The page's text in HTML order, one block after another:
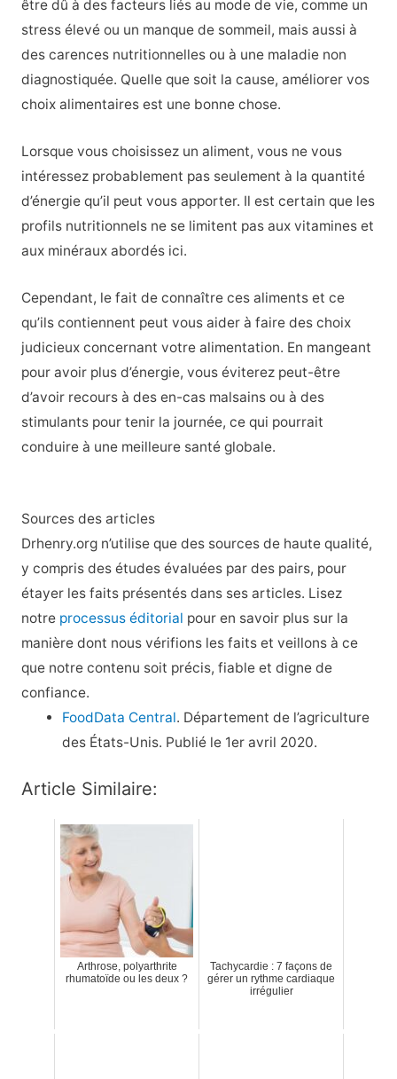
être dû à des facteurs liés au mode de vie, comme un
stress élevé ou un manque de sommeil, mais aussi à
des carences nutritionnelles ou à une maladie non
diagnostiquée. Quelle que soit la cause, améliorer vos
choix alimentaires est une bonne chose.
Lorsque vous choisissez un aliment, vous ne vous
intéressez probablement pas seulement à la quantité
d’énergie qu’il peut vous apporter. Il est certain que les
profils nutritionnels ne se limitent pas aux vitamines et
aux minéraux abordés ici.
Cependant, le fait de connaître ces aliments et ce
qu’ils contiennent peut vous aider à faire des choix
judicieux concernant votre alimentation. En mangeant
pour avoir plus d’énergie, vous éviterez peut-être
d’avoir recours à des en-cas malsains ou à des
stimulants pour tenir la journée, ce qui pourrait
conduire à une meilleure santé globale.
Sources des articles
Drhenry.org n’utilise que des sources de haute qualité,
y compris des études évaluées par des pairs, pour
étayer les faits présentés dans ses articles. Lisez
notre processus éditorial pour en savoir plus sur la
manière dont nous vérifions les faits et veillons à ce
que notre contenu soit précis, fiable et digne de
confiance.
FoodData Central. Département de l’agriculture
des États-Unis. Publié le 1er avril 2020.
Article Similaire:
Arthrose, polyarthrite
rhumatoïde ou les deux ?
Tachycardie : 7 façons de
gérer un rythme cardiaque
irrégulier